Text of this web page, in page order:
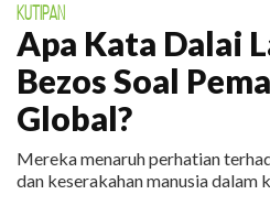
KUTIPAN
Apa Kata Dalai
Bezos Soal
Global?
Mereka menaruh perhatian
dan keserakahan manusia dalam